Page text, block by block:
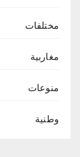
مختلفات
مغاربية
منوعات
وطنية